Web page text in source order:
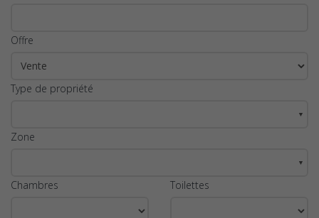
Offre
Type de propriété
▼
Zone
▼
Chambres Toilettes